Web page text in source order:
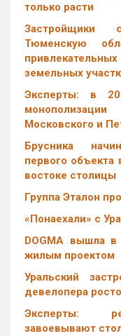
только расти
Застройщики
Тюменскую
земельных
Эксперты: в
Московского и
Брусника
первого
востоке столицы
Группа Эталон
«Понаехали» с
DOGMA вышла
жилым проектом
Уральский
девелопера
Эксперты:
завоевывают